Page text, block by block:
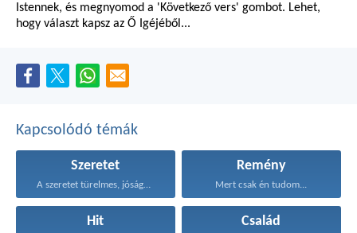
Istennek, és megnyomod a 'Következő vers' gombot. Lehet,
hogy választ kapsz az Ő Igéjéből...
Kapcsolódó témák
Szeretet
A szeretet türelmes, jóságos...
Remény
Mert csak én tudom...
Hit Család